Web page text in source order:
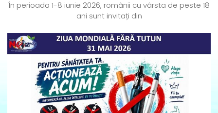
În perioada 1-8 iunie 2026, românii cu vârsta de peste 18
ani sunt invitați din